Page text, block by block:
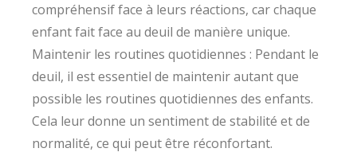
compréhensif face à leurs réactions, car chaque
enfant fait face au deuil de manière unique.
Maintenir les routines quotidiennes : Pendant le
deuil, il est essentiel de maintenir autant que
possible les routines quotidiennes des enfants.
Cela leur donne un sentiment de stabilité et de
normalité, ce qui peut être réconfortant.